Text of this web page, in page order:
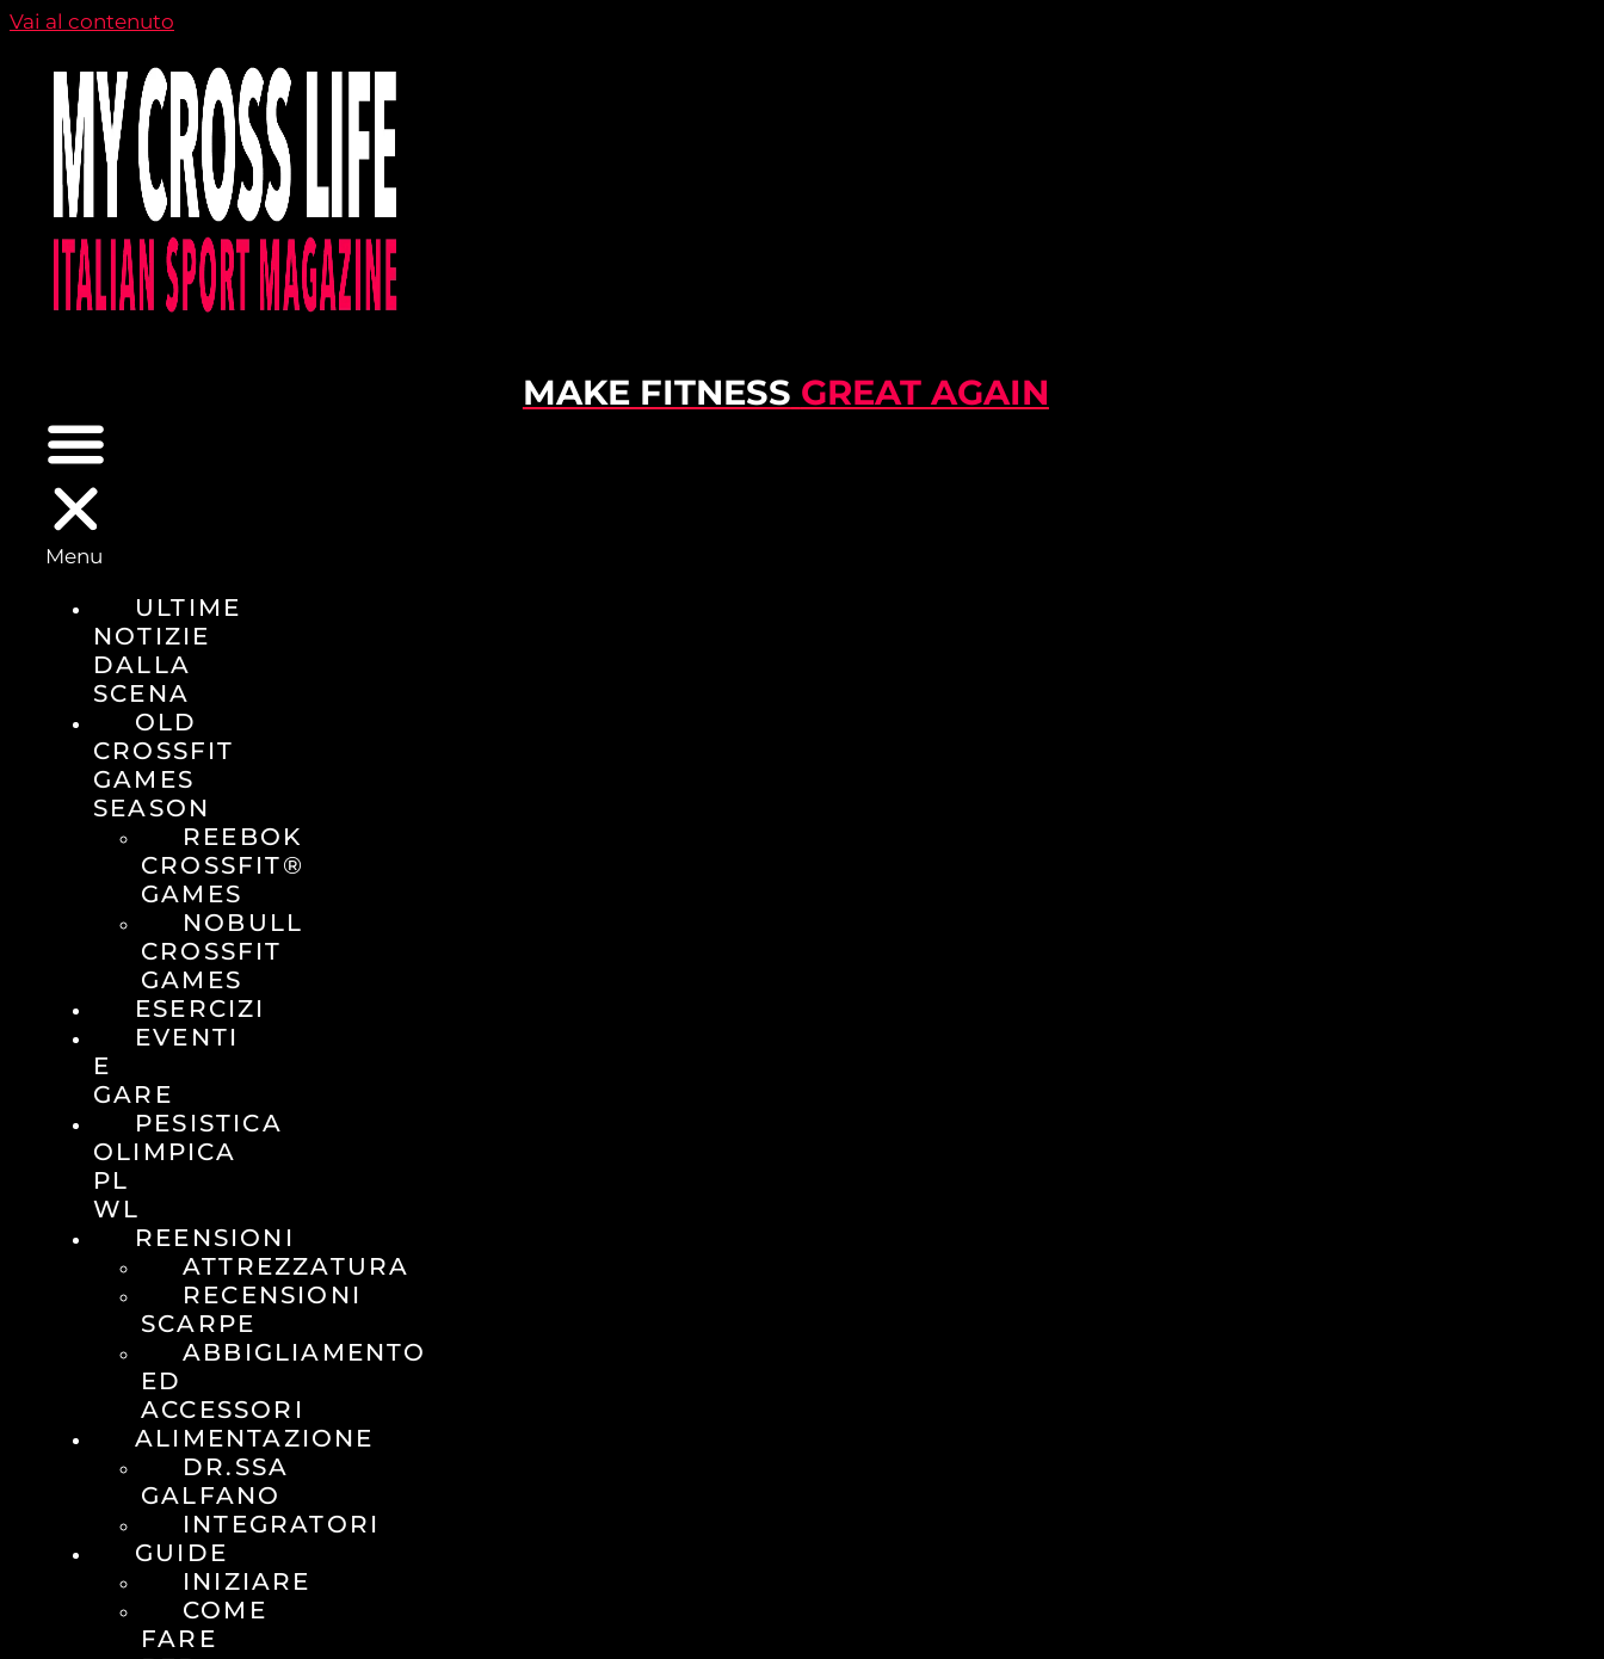
Vai al contenuto
MAKE FITNESS GREAT AGAIN
Menu
ULTIME
NOTIZIE
DALLA
SCENA
OLD
CROSSFIT
GAMES
SEASON
REEBOK
CROSSFIT®
GAMES
NOBULL
CROSSFIT
GAMES
ESERCIZI
EVENTI
E
GARE
PESISTICA
OLIMPICA
PL
WL
REENSIONI
ATTREZZATURA
RECENSIONI
SCARPE
ABBIGLIAMENTO
ED
ACCESSORI
ALIMENTAZIONE
DR.SSA
GALFANO
INTEGRATORI
GUIDE
INIZIARE
COME
FARE